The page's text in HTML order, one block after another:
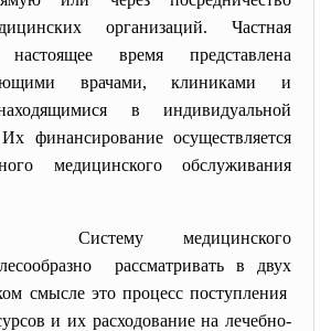
организаций. Частная
время представлена
врачами, клиниками и
в индивидуальной
финансирование осуществляется
медицинского обслуживания
Систему медицинского
рассматривать в двух
смысле это процесс поступления
и их расходование на лечебно-